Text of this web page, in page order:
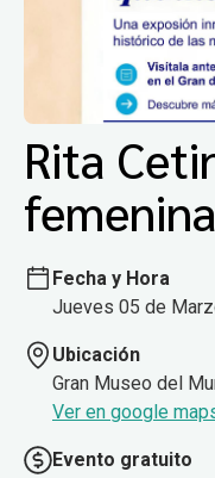
Rita
Fecha y Hora
Jueves 05 de
Ubicación
Gran Museo del
Ver en google
Evento gratuito